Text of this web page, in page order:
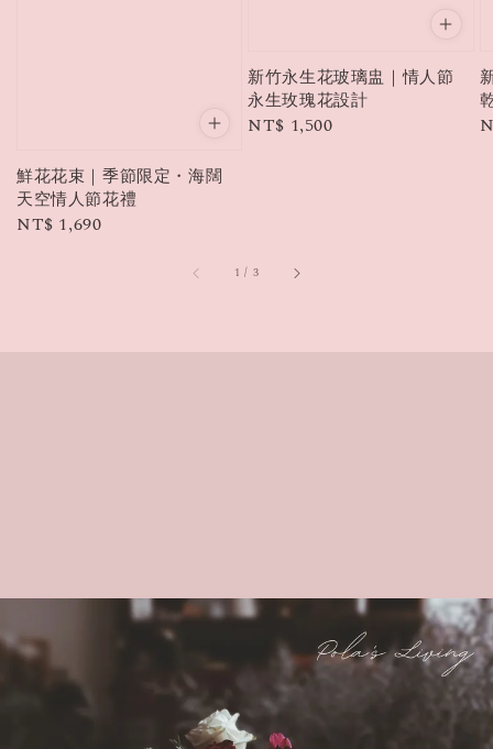
鮮花花束｜季節限定・海闊
天空情人節花禮
Regular
NT$ 1,690
新竹永生花玻璃盅｜情人節
永生玫瑰花設計
Regular
NT$ 1,500
1 / 3